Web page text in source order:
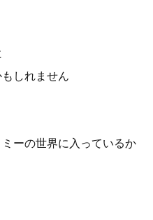
しれません
ーの世界に入っているか